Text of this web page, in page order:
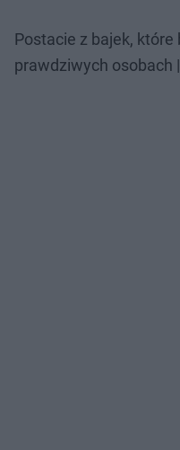
Postacie z bajek, które
prawdziwych osobach